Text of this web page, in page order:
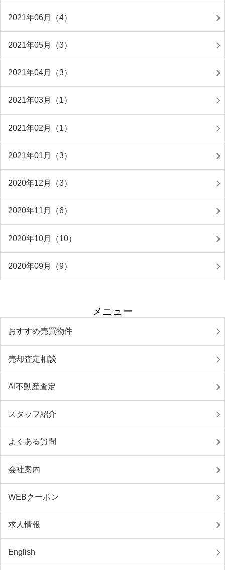
2021年06月（4）
2021年05月（3）
2021年04月（3）
2021年03月（1）
2021年02月（1）
2021年01月（3）
2020年12月（3）
2020年11月（6）
2020年10月（10）
2020年09月（9）
メニュー
おすすめ売買物件
売却査定相談
AI不動産査定
スタッフ紹介
よくある質問
会社案内
WEBクーポン
求人情報
English